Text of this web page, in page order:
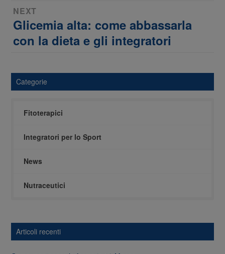
NEXT
Next
Glicemia alta: come abbassarla
con la dieta e gli integratori
Categorie
Fitoterapici
Integratori per lo Sport
News
Nutraceutici
Articoli recenti